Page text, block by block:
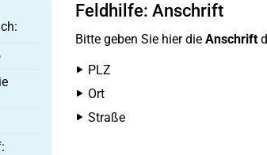
Feldhilfe: Anschrift
Bitte geben Sie hier die Anschrift
PLZ
Ort
Straße